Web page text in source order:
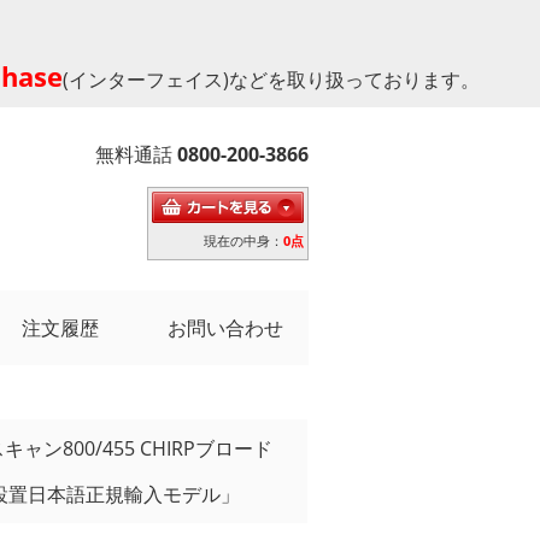
(インターフェイス)などを取り扱っております。
無料通話0800-200-3866
現在の中身： 0点
注文履歴 お問い合わせ
ャン800/455 CHIRPブロード
日本語正規輸入モデル」